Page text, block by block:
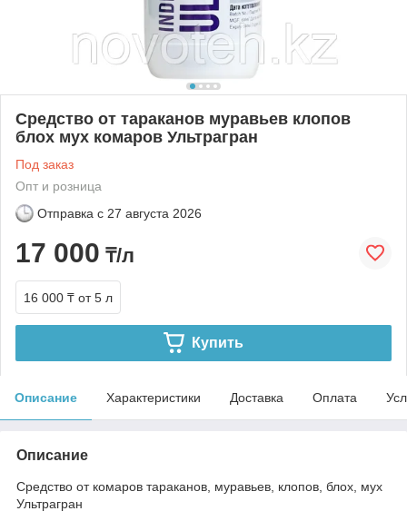
Средство от тараканов муравьев клопов
блох мух комаров Ультрагран
Под заказ
Опт и розница
Отправка с 27 августа 2026
17 000 ₸/л
16 000 ₸ от 5 л
Купить
Описание Характеристики Доставка Оплата
Описание
Средство от комаров тараканов, муравьев, клопов, блох, мух
Ультрагран